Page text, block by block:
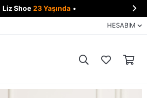
Liz Shoe 23 Yaşında • 
HESABIM